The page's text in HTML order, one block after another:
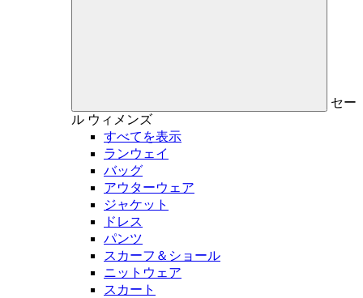
セー
ル ウィメンズ
すべてを表示
ランウェイ
バッグ
アウターウェア
ジャケット
ドレス
パンツ
スカーフ＆ショール
ニットウェア
スカート